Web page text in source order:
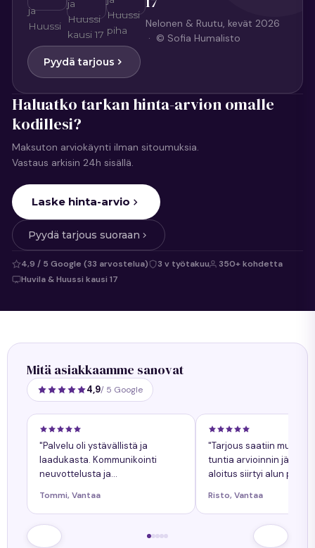
Nelonen & Ruutu, kevät 2026
· © Sofia Humalisto
Pyydä tarjous
Haluatko tarkan hinta-arvion omalle
kodillesi?
Maksuton arviokäynti ilman sitoumuksia.
Vastaus arkisin 24h sisällä.
Laske hinta-arvio
Pyydä tarjous suoraan
4,9 / 5 Google (33 arvostelua) 3 v työtakuu
350+ kohdetta
Huvila & Huussi kausi 17
Mitä asiakkaamme sanovat
4,9/ 5 Google
"Palvelu oli ystävällistä ja
laadukasta. Kommunikointi
neuvottelusta ja
Kaikkiin kysymyksiin tuli
nopeasti vastaukset. Työn
lopputulos oli onnistunut."
Tommi, Vantaa
"Tarjous saatiin
tuntia arvioinnin
aloitus siirtyi alun perin
siitä oli ollut etukäteen
tiedossa."
Risto, Vantaa